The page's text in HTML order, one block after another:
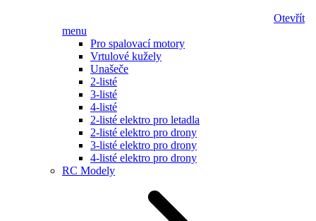
Otevřít
menu
Pro spalovací motory
Vrtulové kužely
Unašeče
2-listé
3-listé
4-listé
2-listé elektro pro letadla
2-listé elektro pro drony
3-listé elektro pro drony
4-listé elektro pro drony
RC Modely